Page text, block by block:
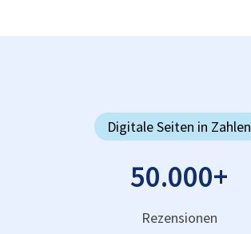
Digitale Seiten in Zahlen
50.000+
Rezensionen